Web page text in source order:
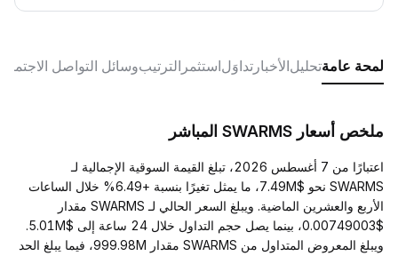
لمحة عامةتحليلالأخبار تداوَلاستثمر الترتيبوسائل التواصل
ملخص أسعار SWARMS المباشر
اعتبارًا من 7 أغسطس 2026، تبلغ القيمة السوقية الإجمالية لـ
SWARMS نحو $7.49M، ما يمثل تغيرًا بنسبة +6.49% خلال الساعات
الأربع والعشرين الماضية. ويبلغ السعر الحالي لـ SWARMS مقدار
$0.00749003، بينما يصل حجم التداول خلال 24 ساعة إلى $5.01M.
ويبلغ المعروض المتداول من SWARMS مقدار 999.98M، فيما يبلغ الحد